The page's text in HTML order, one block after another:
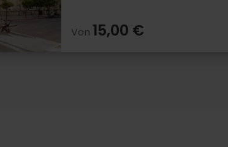
Von 15,00 €